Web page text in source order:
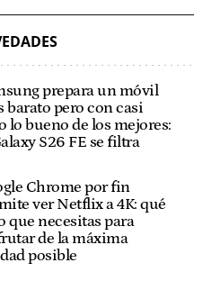
prepara un móvil
barato pero con casi
lo bueno de los mejores:
S26 FE se filtra
Chrome por fin
ver Netflix a 4K: qué
que necesitas para
de la máxima
posible